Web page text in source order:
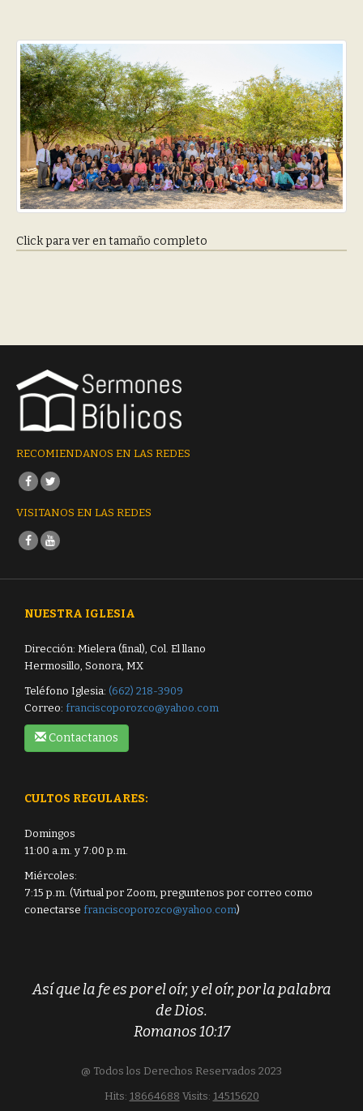
Click para ver en tamaño completo
RECOMIENDANOS EN LAS REDES
VISITANOS EN LAS REDES
NUESTRA IGLESIA
Dirección: Mielera (final), Col. El llano
Hermosillo, Sonora, MX
Teléfono Iglesia: (662) 218-3909
Correo: franciscoporozco@yahoo.com
Contactanos
CULTOS REGULARES:
Domingos
11:00 a.m. y 7:00 p.m.
Miércoles:
7:15 p.m. (Virtual por Zoom, preguntenos por correo como
conectarse franciscoporozco@yahoo.com)
Así que la fe es por el oír, y el oír, por la palabra
de Dios.
Romanos 10:17
@ Todos los Derechos Reservados 2023
Hits: 18664688 Visits: 14515620